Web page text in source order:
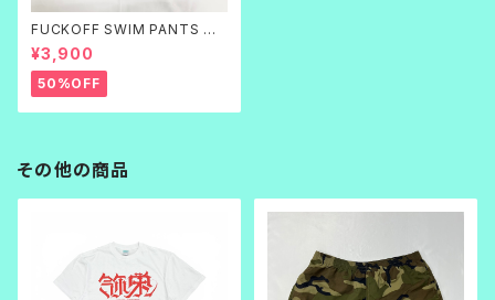
FUCKOFF SWIM PANTS 黒
刺繍
¥3,900
50%OFF
その他の商品